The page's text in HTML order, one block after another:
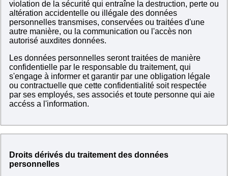
violation de la sécurité qui entraîne la destruction, perte ou
altération accidentelle ou illégale des données
personnelles transmises, conservées ou traitées d'une
autre manière, ou la communication ou l'accès non
autorisé auxdites données.
Les données personnelles seront traitées de manière
confidentielle par le responsable du traitement, qui
s'engage à informer et garantir par une obligation légale
ou contractuelle que cette confidentialité soit respectée
par ses employés, ses associés et toute personne qui aie
accéss a l'information.
Droits dérivés du traitement des données
personnelles